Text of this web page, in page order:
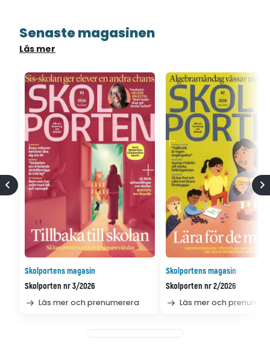
Senaste magasinen
Läs mer
Skolportens magasin
Skolporten nr 3/2026
Läs mer och prenumerera
Skolportens magasin
Skolporten nr 2/2026
Läs mer och